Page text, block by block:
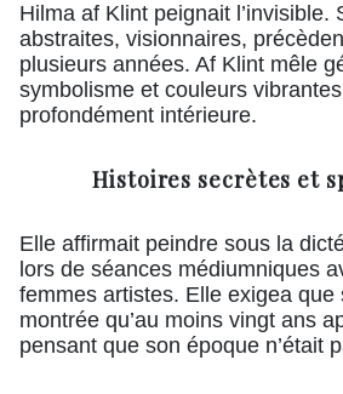
Hilma af Klint peignait l’invisible.
abstraites, visionnaires,
plusieurs années. Af Klint mêle
symbolisme et couleurs
profondément intérieure.
Histoires secrètes et
Elle affirmait peindre sous la
lors de séances médiumniques
femmes artistes. Elle exigea
montrée qu’au moins vingt ans
pensant que son époque n’était